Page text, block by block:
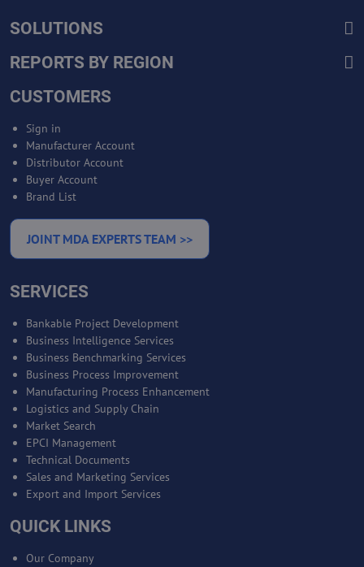
SOLUTIONS
REPORTS BY REGION
CUSTOMERS
Sign in
Manufacturer Account
Distributor Account
Buyer Account
Brand List
JOINT MDA EXPERTS TEAM >>
SERVICES
Bankable Project Development
Business Intelligence Services
Business Benchmarking Services
Business Process Improvement
Manufacturing Process Enhancement
Logistics and Supply Chain
Market Search
EPCI Management
Technical Documents
Sales and Marketing Services
Export and Import Services
QUICK LINKS
Our Company